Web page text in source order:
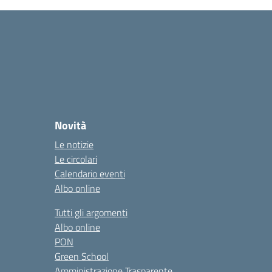
Novità
Le notizie
Le circolari
Calendario eventi
Albo online
Tutti gli argomenti
Albo online
PON
Green School